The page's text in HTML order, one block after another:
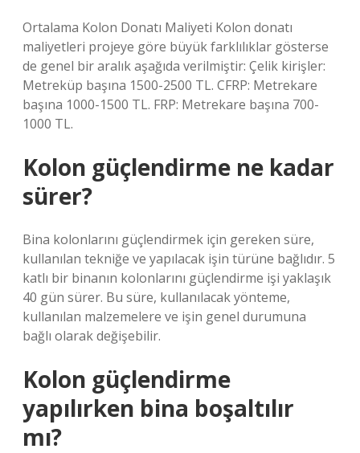
Ortalama Kolon Donatı Maliyeti Kolon donatı
maliyetleri projeye göre büyük farklılıklar gösterse
de genel bir aralık aşağıda verilmiştir: Çelik kirişler:
Metreküp başına 1500-2500 TL. CFRP: Metrekare
başına 1000-1500 TL. FRP: Metrekare başına 700-
1000 TL.
Kolon güçlendirme ne kadar
sürer?
Bina kolonlarını güçlendirmek için gereken süre,
kullanılan tekniğe ve yapılacak işin türüne bağlıdır. 5
katlı bir binanın kolonlarını güçlendirme işi yaklaşık
40 gün sürer. Bu süre, kullanılacak yönteme,
kullanılan malzemelere ve işin genel durumuna
bağlı olarak değişebilir.
Kolon güçlendirme
yapılırken bina boşaltılır
mı?